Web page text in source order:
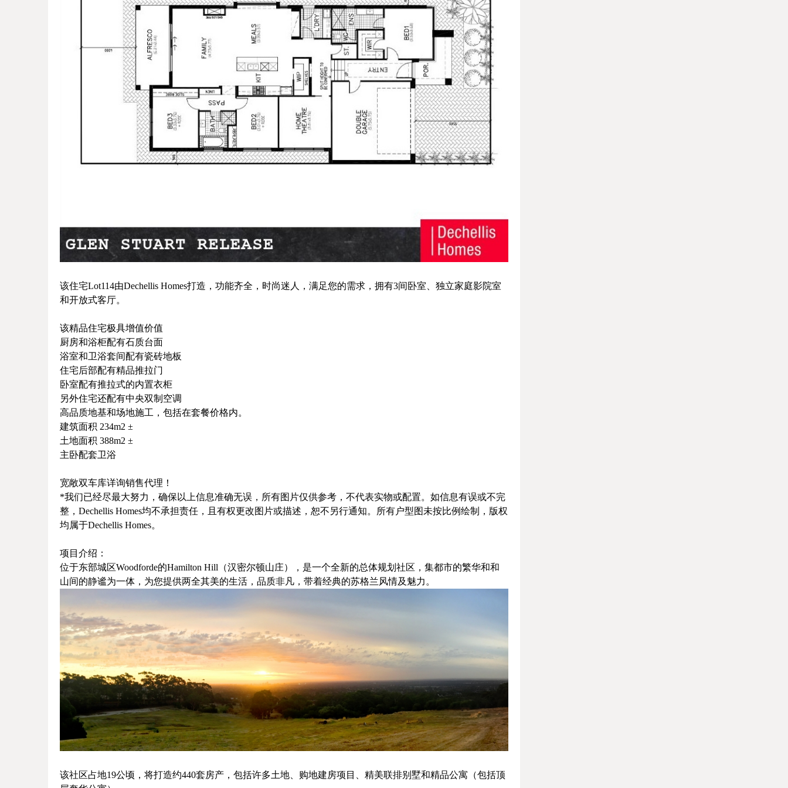
该住宅Lot114由Dechellis Homes打造，功能齐全，时尚迷人，满足您的需求，拥有3间卧室、独立家庭影院室
和开放式客厅。
该精品住宅极具增值价值
厨房和浴柜配有石质台面
浴室和卫浴套间配有瓷砖地板
住宅后部配有精品推拉门
卧室配有推拉式的内置衣柜
另外住宅还配有中央双制空调
高品质地基和场地施工，包括在套餐价格内。
建筑面积 234m2 ±
土地面积 388m2 ±
主卧配套卫浴
宽敞双车库详询销售代理！
*我们已经尽最大努力，确保以上信息准确无误，所有图片仅供参考，不代表实物或配置。如信息有误或不完
整，Dechellis Homes均不承担责任，且有权更改图片或描述，恕不另行通知。所有户型图未按比例绘制，版权
均属于Dechellis Homes。
项目介绍：
位于东部城区Woodforde的Hamilton Hill（汉密尔顿山庄），是一个全新的总体规划社区，集都市的繁华和和
山间的静谧为一体，为您提供两全其美的生活， 品质非凡，带着经典的苏格兰风情及魅力。
该社区占地19公顷，将打造约440套房产，包括许多土地、购地建房项目、精美联排别墅和精品公寓（包括顶